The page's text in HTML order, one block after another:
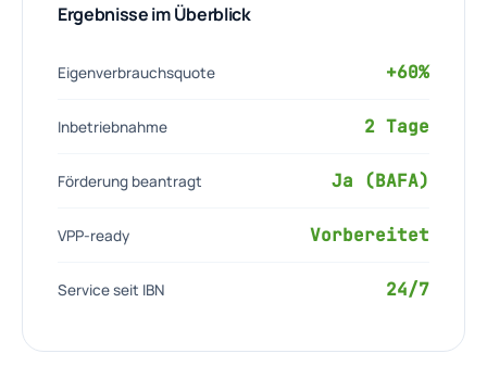
Ergebnisse im Überblick
Eigenverbrauchsquote +60%
Inbetriebnahme 2 Tage
Förderung beantragt Ja (BAFA)
VPP-ready Vorbereitet
Service seit IBN 24/7